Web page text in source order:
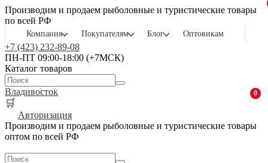
Производим и продаем рыболовные и туристические товары
по всей РФ
Компания Покупателям Блог Оптовикам
+7 (423) 232-89-08
ПН-ПТ 09:00-18:00 (+7МСК)
Каталог товаров
Владивосток
🛒
0
Авторизация
Производим и продаем рыболовные и туристические товары
оптом по всей РФ